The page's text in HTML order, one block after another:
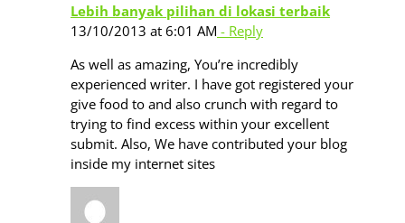
Lebih banyak pilihan di lokasi terbaik
13/10/2013 at 6:01 AM - Reply
As well as amazing, You’re incredibly
experienced writer. I have got registered your
give food to and also crunch with regard to
trying to find excess within your excellent
submit. Also, We have contributed your blog
inside my internet sites